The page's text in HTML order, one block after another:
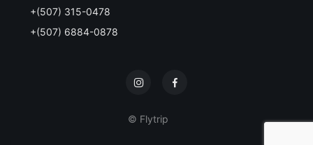
+(507) 315-0478
+(507) 6884-0878
© Flytrip